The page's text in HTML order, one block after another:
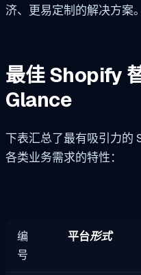
济、更易定制的解决方案。
最佳 Shopify
Glance
下表汇总了最有吸引力的
各类业务需求的特性：
编
号
平台形式